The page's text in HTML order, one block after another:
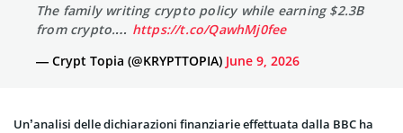
The family writing crypto policy while earning $2.3B
from crypto.… https://t.co/QawhMj0fee
— Crypt Topia (@KRYPTTOPIA) June 9, 2026
Un’analisi delle dichiarazioni finanziarie effettuata dalla BBC ha